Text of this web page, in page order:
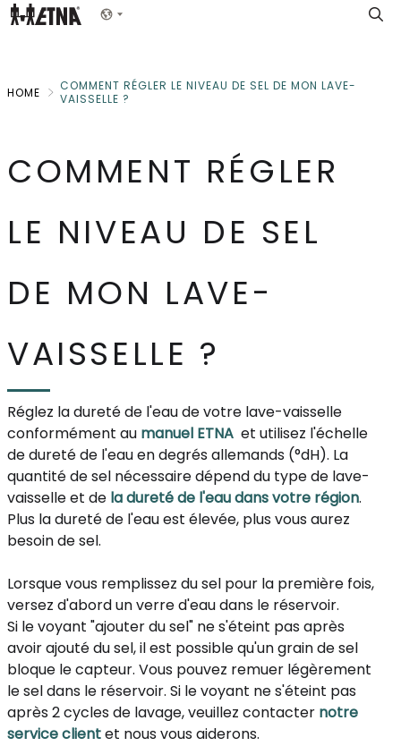
Skip
Show menu
HOME
COMMENT RÉGLER LE NIVEAU DE SEL DE MON LAVE-
VAISSELLE ?
COMMENT RÉGLER
LE NIVEAU DE SEL
DE MON LAVE-
VAISSELLE ?
Réglez la dureté de l'eau de votre lave-vaisselle
conformément au manuel ETNA et utilisez l'échelle
de dureté de l'eau en degrés allemands (°dH). La
quantité de sel nécessaire dépend du type de lave-
vaisselle et de la dureté de l'eau dans votre région.
Plus la dureté de l'eau est élevée, plus vous aurez
besoin de sel.
Lorsque vous remplissez du sel pour la première fois,
versez d'abord un verre d'eau dans le réservoir.
Si le voyant "ajouter du sel" ne s'éteint pas après
avoir ajouté du sel, il est possible qu'un grain de sel
bloque le capteur. Vous pouvez remuer légèrement
le sel dans le réservoir. Si le voyant ne s'éteint pas
après 2 cycles de lavage, veuillez contacter notre
service clientet nous vous aiderons.